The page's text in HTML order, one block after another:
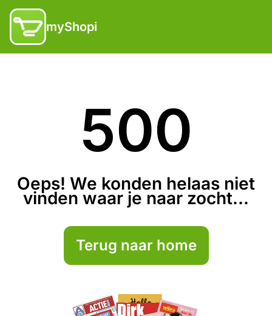
myShopi
500
Oeps! We konden helaas niet
vinden waar je naar zocht...
Terug naar home